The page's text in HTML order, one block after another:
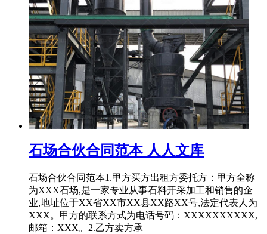
石场合伙合同范本 人人文库
石场合伙合同范本1.甲方买方出租方委托方：甲方全称
为XXX石场,是一家专业从事石料开采加工和销售的企
业,地址位于XX省XX市XX县XX路XX号,法定代表人为
XXX。甲方的联系方式为电话号码：XXXXXXXXXX,
邮箱：XXX。2.乙方卖方承